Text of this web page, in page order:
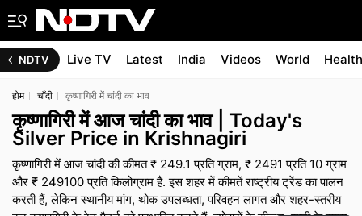
NDTV Live TV Latest India Videos World Health
होम चाँदी कृष्णागिरी में चांदी का भाव
कृष्णागिरी में आज चांदी का भाव | Today's
Silver Price in Krishnagiri
कृष्णागिरी में आज चांदी की कीमत ₹ 249.1 प्रति ग्राम, ₹ 2491 प्रति 10 ग्राम
और ₹ 249100 प्रति किलोग्राम है. इस शहर में कीमतें राष्ट्रीय ट्रेंड का पालन
करती हैं, लेकिन स्थानीय मांग, थोक उपलब्धता, परिवहन लागत और शहर-स्तरीय